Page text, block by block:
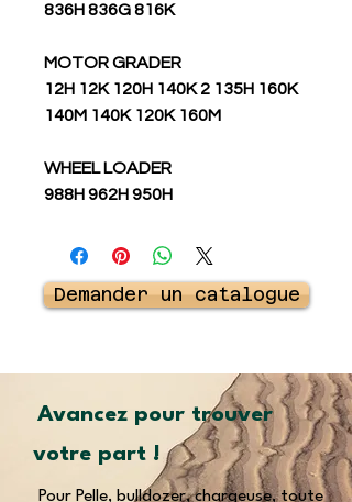
836H 836G 816K
MOTOR GRADER
12H 12K 120H 140K 2 135H 160K
140M 140K 120K 160M
WHEEL LOADER
988H 962H 950H
Demander un catalogue
Avancez pour trouver
votre part !
Pour Pelle, bulldozer, chargeuse, toute